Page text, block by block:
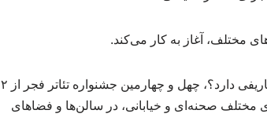
به گزارش خبرگزاری سازمان نظام پزشکی ارومیه چه وظایف و تعاریفی دارد؟، چهل و چهارمین جشنواره تئاتر فجر از ۲
در اولین روز جشنواره، ۱۱ اثر در بخش‌های مختلف صحنه‌ای و خیابانی، در سالن‌ها و فضاهای